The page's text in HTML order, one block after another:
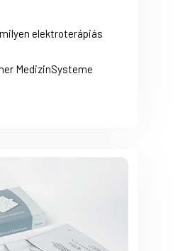
elektroterápiás
MedizinSysteme